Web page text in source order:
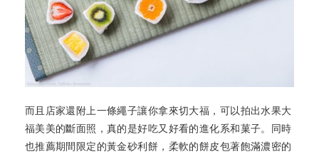
而且店家還附上一條繩子讓你拿來切大福，可以拍出水果大
福美美的斷面照，真的是好吃又好看的進化系和菓子。同時
也推薦期間限定的黃金砂利餅，柔軟的餅皮包著飽滿濃密的